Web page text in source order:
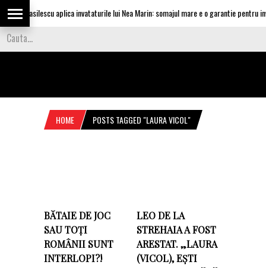
Vasilescu aplica invataturile lui Nea Marin: somajul mare e o garantie pentru
HOME POSTS TAGGED "LAURA VICOL"
BĂTAIE DE JOC
SAU TOȚI
ROMÂNII SUNT
INTERLOPI?!
LEO DE LA
STREHAIA A FOST
ARESTAT. „LAURA
(VICOL), EȘTI